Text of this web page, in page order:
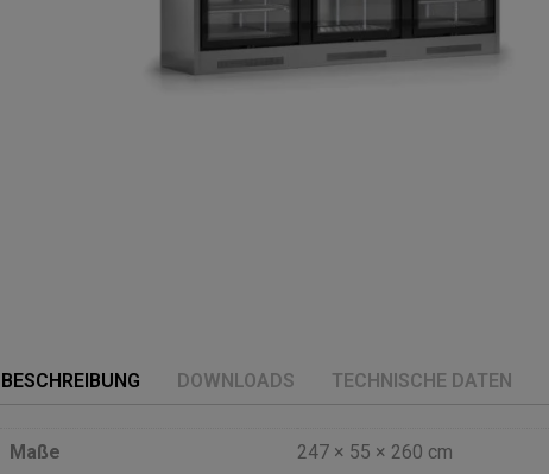
BESCHREIBUNG DOWNLOADS TECHNISCHE DATEN
Maße 247 × 55 × 260 cm